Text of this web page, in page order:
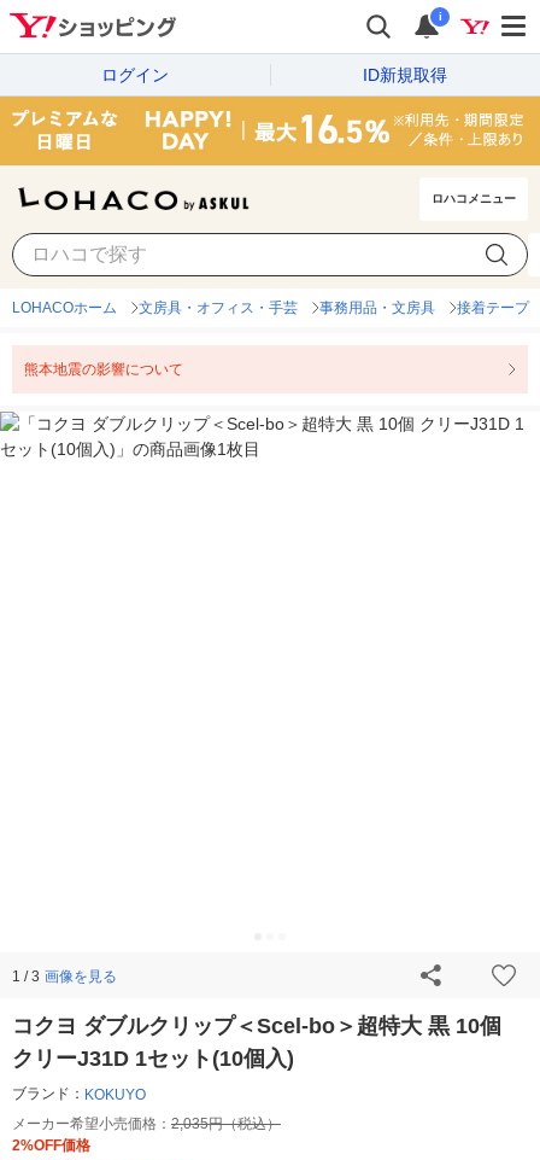
i
ログイン ID新規取得
ロハコメニュー
LOHACOホーム 文房具・オフィス・手芸 事務用品・文房具 接着テープ
熊本地震の影響について
1 / 3 画像を見る
コクヨ ダブルクリップ＜Scel-bo＞超特大 黒 10個
クリーJ31D 1セット(10個入)
ブランド： KOKUYO
メーカー希望小売価格： 2,035円（税込）
2%OFF価格